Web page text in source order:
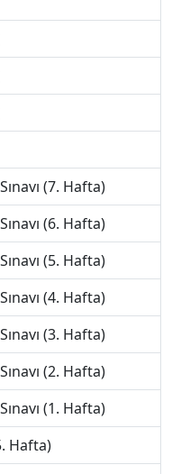
(7. Hafta)
(6. Hafta)
(5. Hafta)
(4. Hafta)
(3. Hafta)
(2. Hafta)
(1. Hafta)
Hafta)